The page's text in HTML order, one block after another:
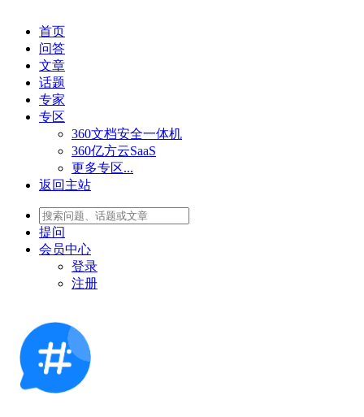
首页
问答
文章
话题
专家
专区
360文档安全一体机
360亿方云SaaS
更多专区...
返回主站
提问
会员中心
登录
注册